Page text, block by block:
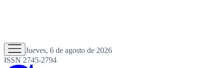
Jueves, 6 de agosto de 2026
ISSN 2745-2794